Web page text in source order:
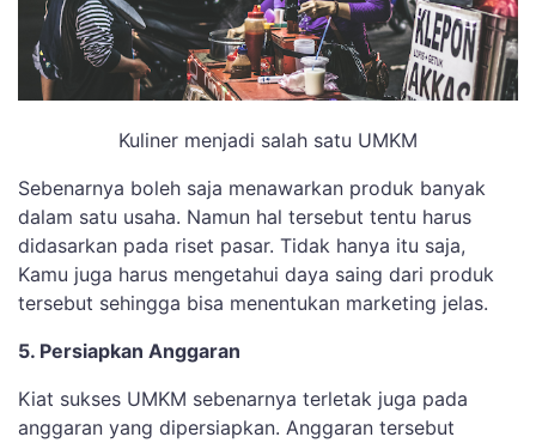
Kuliner menjadi salah satu UMKM
Sebenarnya boleh saja menawarkan produk banyak
dalam satu usaha. Namun hal tersebut tentu harus
didasarkan pada riset pasar. Tidak hanya itu saja,
Kamu juga harus mengetahui daya saing dari produk
tersebut sehingga bisa menentukan marketing jelas.
5. Persiapkan Anggaran
Kiat sukses UMKM sebenarnya terletak juga pada
anggaran yang dipersiapkan. Anggaran tersebut